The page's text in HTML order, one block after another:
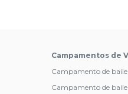
Campamentos de
Campamento de
Campamento de baile